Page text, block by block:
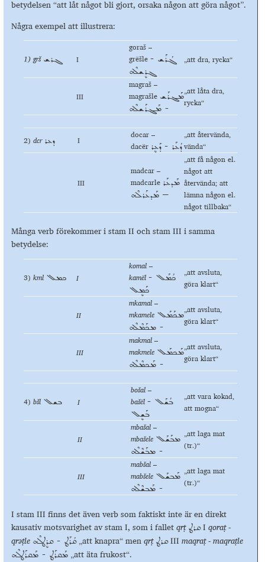
betydelsen “att låt något bli gjort, orsaka någon att göra något”.
Några exempel att illustrera:
1) gršܓܪܫ I
goraš –
grёšle ܓܳܪܰܫ -
ܓܪܷܫܠܶܗ
„att dra, rycka“
III
magraš –
magrašle ܡܰܓܪܰܫ
- ܡܰܓܪܰܫܠܶܗ
„att låta dra,
rycka“
2) dcr ܕܥܪ I
docar –
dacёr ܕܳܥܰܪ - ܕܰܥܷܪ
„att återvända,
vända“
III
madcar –
madcarle ܡܰܕܥܰܪ
– ܡܰܕܥܰܪܠܶܗ
„att få någon el.
något att
återvända; att
lämna någon el.
något tillbaka“
Många verb förekommer i stam II och stam III i samma
betydelse:
3) kml ܟܡܠ I
komal –
kamёl ܟܳܡܰܠ -
ܟܰܡܷܠ
„att avsluta,
göra klart“
II
mkamal –
mkamele ܡܟܰܡܰܠ
- ܡܟܰܡܶܠܶܗ
„att avsluta,
göra klart“
III
makmal –
makmele ܡܰܟܡܰܠ
- ܡܰܟܡܶܠܶܗ
„att avsluta,
göra klart“
4) bšl ܒܫܠ I
bošal –
bašёl ܒܳܫܰܠ -
ܒܰܫܷܠ
„att vara kokad,
att mogna“
II
mbašal –
mbašele ܡܒܰܫܰܠ
- ܡܒܰܫܶܠܶܗ
„att laga mat
(tr.)“
III
mabšal –
mabšele ܡܰܒܫܰܠ
- ܡܰܒܫܶܠܶܗ
„att laga mat
(tr.)“
I stam III finns det även verb som faktiskt inte är en direkt
kausativ motsvarighet av stam I, som i falletqrṭ ܩܪܛIqoraṭ -
qrәṭle ܩܳܪܰܛ - ܩܪܷܛܠܶܗ„att knapra“ menqrṭ ܩܪܛIII maqraṭ - maqraṭle
ܡܰܩܪܰܛ - ܡܰܩܪܰܛܠܶܗ „att äta frukost“.